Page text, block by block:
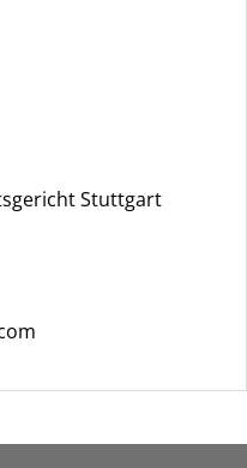
Stuttgart